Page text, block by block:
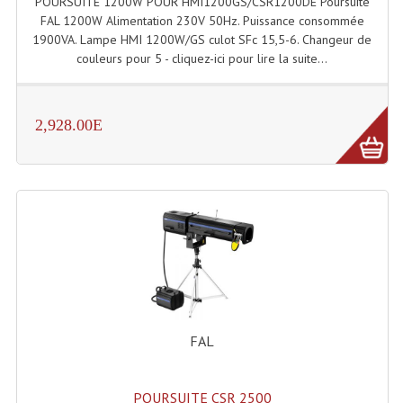
Microphones Scène Et Studio
Microphones Filaires
Micros De Studio
Multi-Effets, Reverbes Etc...
Peripheriques Traitements Et Accessoires
Portes Voix Mégaphones
Samplers, Échantillonneurs
FAL 1200W Alimentation 230V 50Hz. Puissance consommée
1900VA. Lampe HMI 1200W/GS culot SFc 15,5-6. Changeur de
couleurs pour 5 - cliquez-ici pour lire la suite...
2,928.00E
FAL
POURSUITE CSR 2500